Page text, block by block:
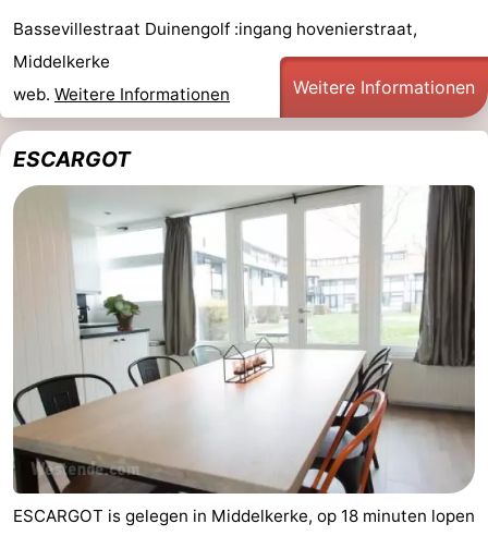
Bassevillestraat Duinengolf :ingang hovenierstraat,
Middelkerke
web. Weitere Informationen Weitere Informationen
ESCARGOT
ESCARGOT is gelegen in Middelkerke, op 18 minuten lopen